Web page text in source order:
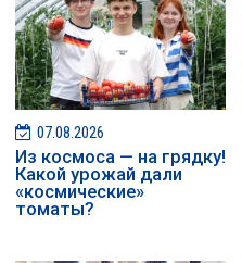
07.08.2026
Из космоса — на грядку!
Какой урожай дали
«космические»
томаты?